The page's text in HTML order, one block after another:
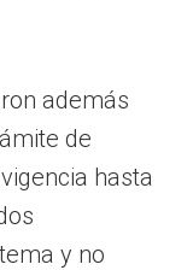
además
de
hasta
y no